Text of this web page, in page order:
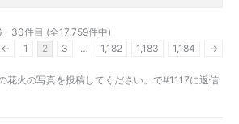
- 30件目 (全17,759件中)
←
1 2 3 … 1,182 1,183 1,184 →
花火の写真を投稿してください。で#1117に返信